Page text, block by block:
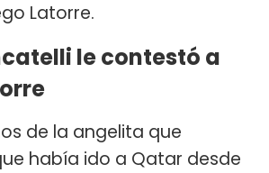
Latorre.
le contestó a
de la angelita que
había ido a Qatar desde